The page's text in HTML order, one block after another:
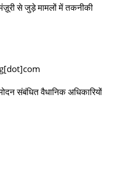
से जुड़े मामलों में तकनीकी
संबंधित वैधानिक अधिकारियों